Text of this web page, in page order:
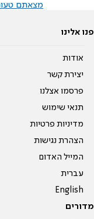
מצאתם
פנו אלינו
אודות
יצירת קשר
פרסמו אצלנו
תנאי שימוש
מדיניות פרטיות
הצהרת נגישות
המייל האדום
עברית
English
מדורים